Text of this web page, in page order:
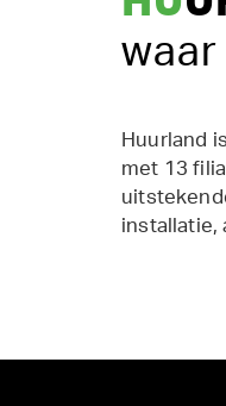
Huurland
met 13
installatie,